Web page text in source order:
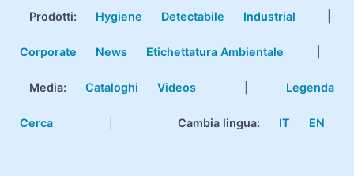
Prodotti: Hygiene Detectabile Industrial
Corporate News Etichettatura Ambientale
Media: Cataloghi Videos Legenda
Cerca Cambia lingua: IT EN